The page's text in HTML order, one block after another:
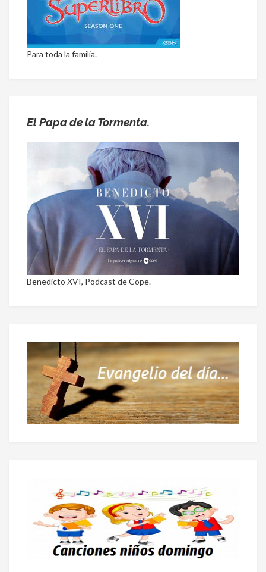
Para toda la familia.
El Papa de la Tormenta.
Benedicto XVI, Podcast de Cope.